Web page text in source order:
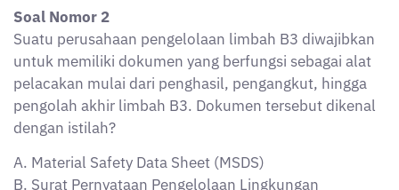
pengelolaan akhir sesuai PP 22/2021. MSDS hanya
menjelaskan karakteristik zat berbahaya, bukan alat
pelacakan.
Soal Nomor 3
Perusahaan manufaktur diharuskan menerapkan
strategi 3R (Reduce, Reuse, Recycle) untuk
mengurangi dampak limbah B3. Salah satu contoh
strategi substitusi yang tepat dalam konteks